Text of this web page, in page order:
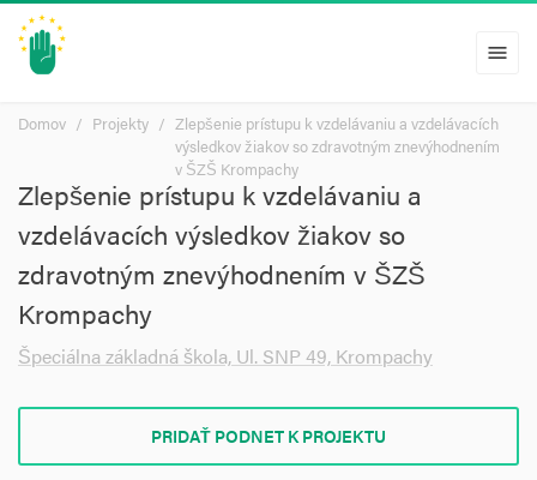
menu
Domov Projekty
Zlepšenie prístupu k vzdelávaniu a vzdelávacích
výsledkov žiakov so zdravotným znevýhodnením
v ŠZŠ Krompachy
Zlepšenie prístupu k vzdelávaniu a
vzdelávacích výsledkov žiakov so
zdravotným znevýhodnením v ŠZŠ
Krompachy
Špeciálna základná škola, Ul. SNP 49, Krompachy
PRIDAŤ PODNET K PROJEKTU